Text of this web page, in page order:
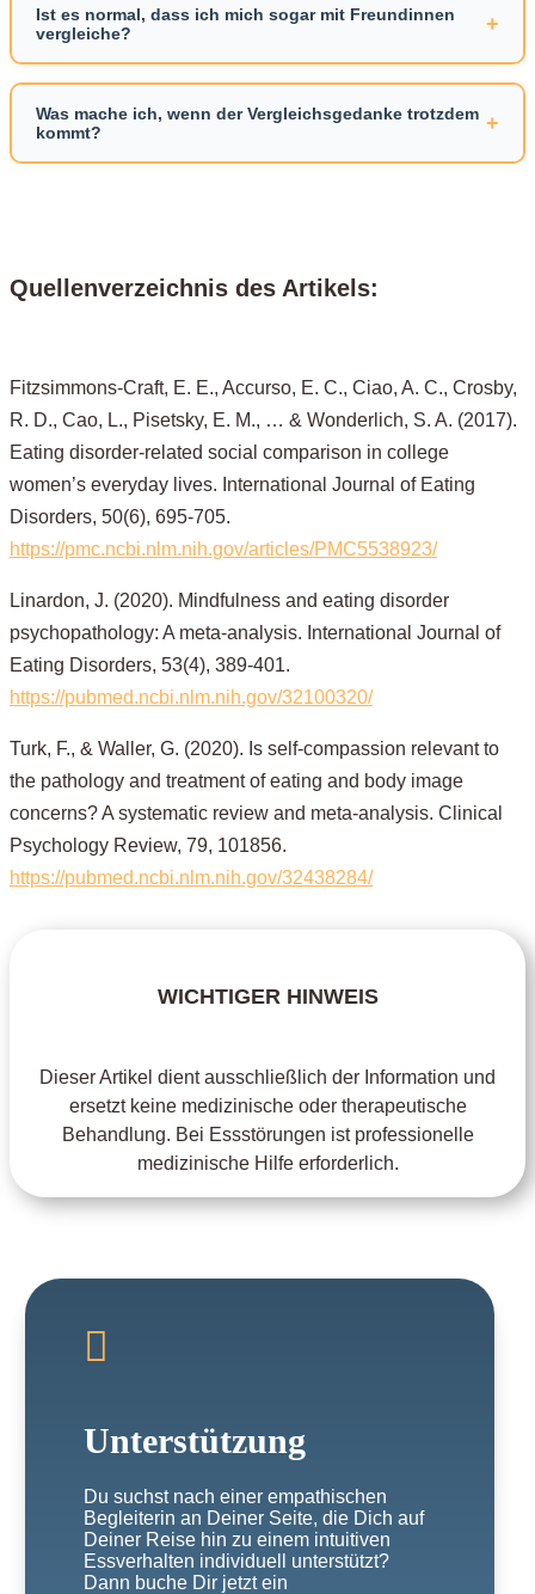
Woche, aber es dauert auch keine zehn Jahre. Die meisten
merken nach ein paar Wochen, dass die
Und das ist bereits ein riesiger Fortschritt.
Ist es normal, dass ich mich sogar mit Freundinnen
vergleiche?
+
Ja, absolut. Das Vergleichen macht vor niemandem halt.
Freundinnen, Kolleginnen, Fremde auf der Straße, Frauen
auf Instagram. Das bedeutet nicht, dass Du eine schlechte
Was mache ich, wenn der Vergleichsgedanke trotzdem
kommt?
+
Beispiel Deinen Atem, Deine Füße auf dem Boden, den
Stoff Deiner Kleidung. Der Gedanke wird leiser, wenn Du
Quellenverzeichnis des Artikels:
Fitzsimmons-Craft, E. E., Accurso, E. C., Ciao, A. C., Crosby,
R. D., Cao, L., Pisetsky, E. M., … & Wonderlich, S. A. (2017).
Eating disorder-related social comparison in college
women’s everyday lives. International Journal of Eating
Disorders, 50(6), 695-705.
https://pmc.ncbi.nlm.nih.gov/articles/PMC5538923/
Linardon, J. (2020). Mindfulness and eating disorder
psychopathology: A meta-analysis. International Journal of
Eating Disorders, 53(4), 389-401.
https://pubmed.ncbi.nlm.nih.gov/32100320/
Turk, F., & Waller, G. (2020). Is self-compassion relevant to
the pathology and treatment of eating and body image
concerns? A systematic review and meta-analysis. Clinical
Psychology Review, 79, 101856.
https://pubmed.ncbi.nlm.nih.gov/32438284/
WICHTIGER HINWEIS
Dieser Artikel dient ausschließlich der Information und
ersetzt keine medizinische oder therapeutische
Behandlung. Bei Essstörungen ist professionelle
medizinische Hilfe erforderlich.

Unterstützung
Du suchst nach einer empathischen
Begleiterin an Deiner Seite, die Dich auf
Deiner Reise hin zu einem intuitiven
Essverhalten individuell unterstützt?
Dann buche Dir jetzt ein